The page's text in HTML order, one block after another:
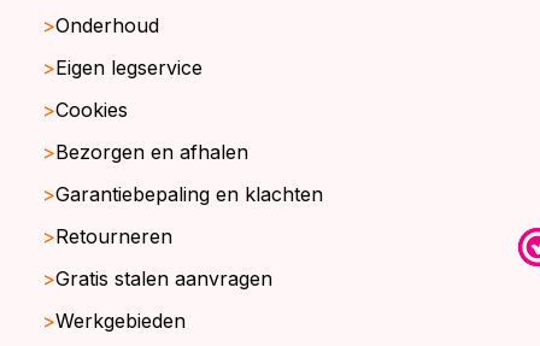
Onderhoud
Eigen legservice
Cookies
Bezorgen en afhalen
Garantiebepaling en klachten
Retourneren
Gratis stalen aanvragen
Werkgebieden